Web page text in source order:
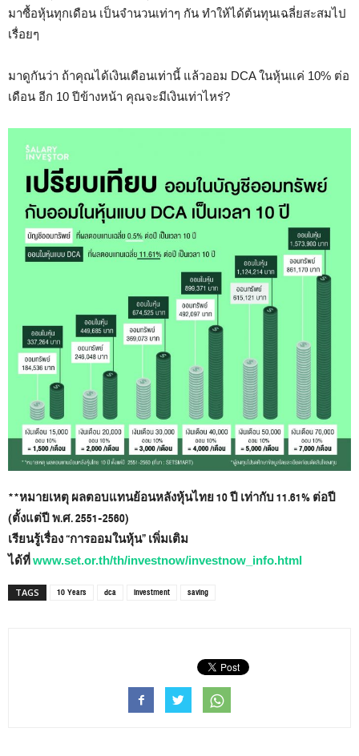
มาซื้อหุ้นทุกเดือน เป็นจำนวนเท่าๆ กัน ทำให้ได้ต้นทุนเฉลี่ยสะสมไป
เรื่อยๆ
มาดูกันว่า ถ้าคุณได้เงินเดือนเท่านี้ แล้วออม DCA ในหุ้นแค่ 10% ต่อ
เดือน อีก 10 ปีข้างหน้า คุณจะมีเงินเท่าไหร่?
**หมายเหตุ ผลตอบแทนย้อนหลังหุ้นไทย 10 ปี เท่ากับ 11.61% ต่อปี
(ตั้งแต่ปี พ.ศ. 2551-2560)
เรียนรู้เรื่อง “การออมในหุ้น” เพิ่มเติม
ได้ที่www.set.or.th/th/investnow/investnow_info.html
TAGS 10 Years dca investment saving